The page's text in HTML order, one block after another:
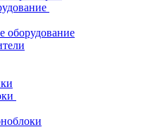
оборудование